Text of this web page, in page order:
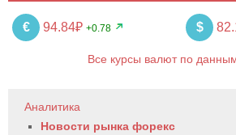
€ 94.84₽ +0.78 $
Все курсы валют по
Аналитика
Новости рынка форекс